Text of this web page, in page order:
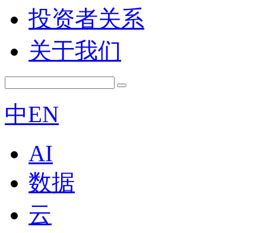
投资者关系
关于我们
中EN
AI
数据
云